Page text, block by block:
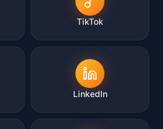
TikTok
LinkedIn